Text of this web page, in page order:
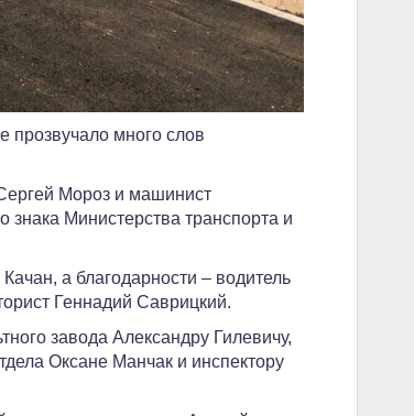
прозвучало много слов
Мороз и машинист
знака Министерства транспорта и
а благодарности – водитель
Геннадий Саврицкий.
завода Александру Гилевичу,
Оксане Манчак и инспектору